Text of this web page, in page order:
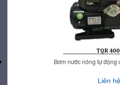
Bơm nước nóng tự động
Liên hệ